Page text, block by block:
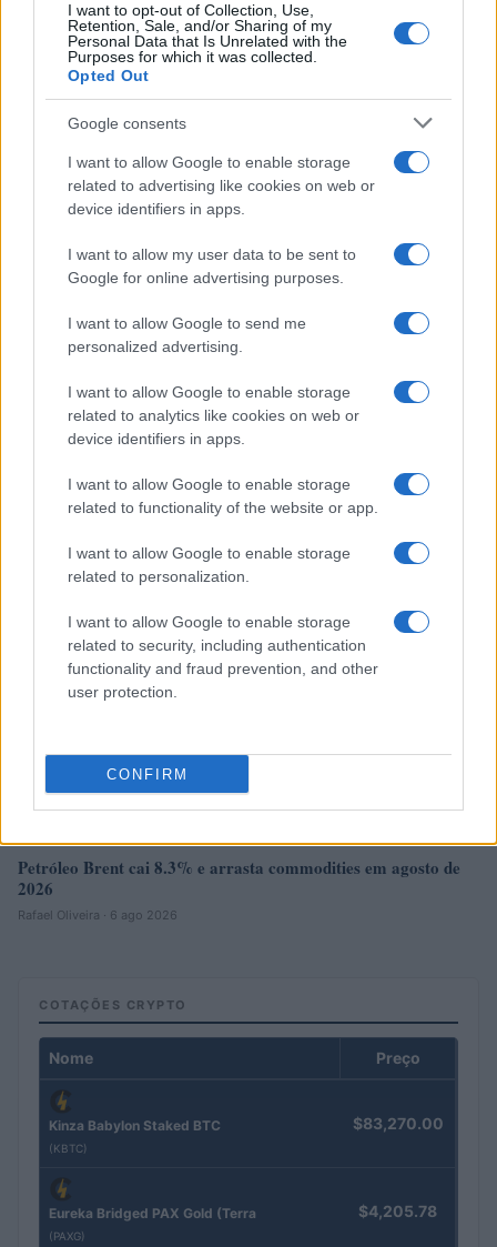
I want to opt-out of Collection, Use,
Retention, Sale, and/or Sharing of my
Personal Data that Is Unrelated with the
Purposes for which it was collected.
Opted Out
Google consents
I want to allow Google to enable storage
related to advertising like cookies on web or
device identifiers in apps.
I want to allow my user data to be sent to
Google for online advertising purposes.
I want to allow Google to send me
personalized advertising.
I want to allow Google to enable storage
related to analytics like cookies on web or
device identifiers in apps.
I want to allow Google to enable storage
related to functionality of the website or app.
I want to allow Google to enable storage
related to personalization.
I want to allow Google to enable storage
related to security, including authentication
functionality and fraud prevention, and other
user protection.
CONFIRM
Redução histórica do desmatamento na Amazônia entre agosto
de 2026 e julho de 2026
Beatriz Almeida · 7 ago 2026
Brent cai 8.3% e arrasta petróleo e ouro para baixo
Rafael Oliveira · 7 ago 2026
NÃO CLASSIFICADO
Petróleo Brent cai 8.3% e arrasta commodities em agosto de
2026
Rafael Oliveira · 6 ago 2026
COTAÇÕES CRYPTO
Nome Preço
Kinza Babylon Staked BTC
(KBTC)
$83,270.00
Eureka Bridged PAX Gold (Terra
(PAXG)
$4,205.78